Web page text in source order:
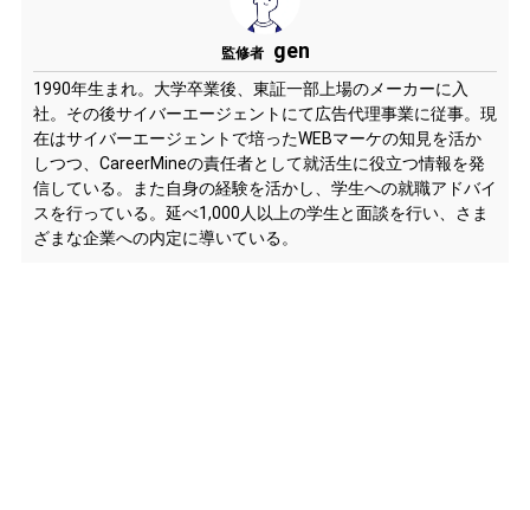
監修者 gen
1990年生まれ。大学卒業後、東証一部上場のメーカーに入
社。その後サイバーエージェントにて広告代理事業に従事。現
在はサイバーエージェントで培ったWEBマーケの知見を活か
しつつ、CareerMineの責任者として就活生に役立つ情報を発
信している。また自身の経験を活かし、学生への就職アドバイ
スを行っている。延べ1,000人以上の学生と面談を行い、さま
ざまな企業への内定に導いている。